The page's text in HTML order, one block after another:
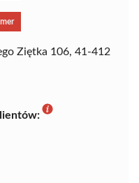
Ziętka 106, 41-412